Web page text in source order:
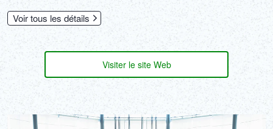
Voir tous les détails
Visiter le site Web